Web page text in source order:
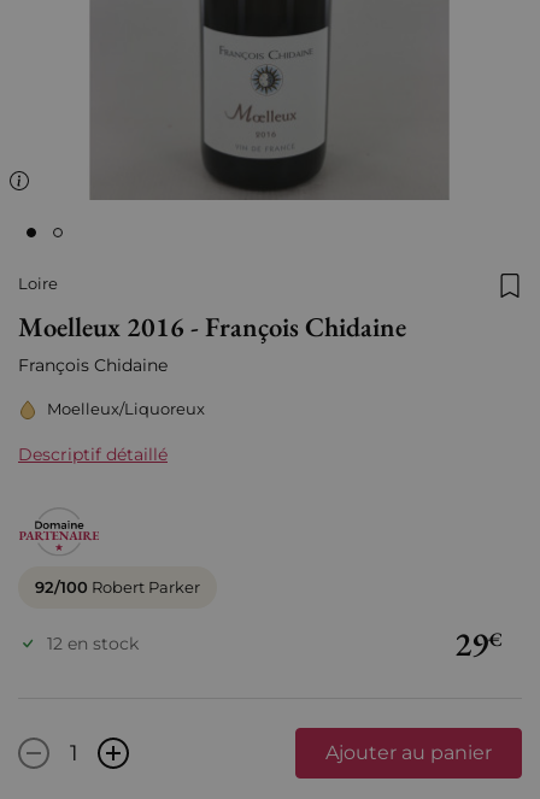
Loire
Moelleux 2016 - François Chidaine
François Chidaine
Moelleux/Liquoreux
Descriptif détaillé
92/100 Robert Parker
29€
12 en stock
- + Ajouter au panier